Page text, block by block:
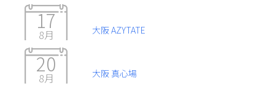
17
8月 大阪 AZYTATE
20
8月 大阪 真心場